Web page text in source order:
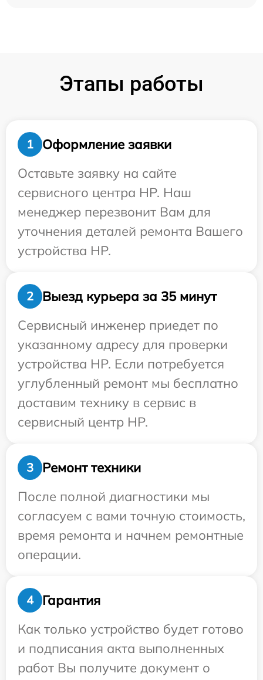
Этапы работы
1
Оформление заявки
Оставьте заявку на сайте
сервисного центра HP. Наш
менеджер перезвонит Вам для
уточнения деталей ремонта Вашего
устройства HP.
2
Выезд курьера за 35 минут
Сервисный инженер приедет по
указанному адресу для проверки
устройства HP. Если потребуется
углубленный ремонт мы бесплатно
доставим технику в сервис в
сервисный центр HP.
3
Ремонт техники
После полной диагностики мы
согласуем с вами точную стоимость,
время ремонта и начнем ремонтные
операции.
4
Гарантия
Как только устройство будет готово
и подписания акта выполненных
работ Вы получите документ о